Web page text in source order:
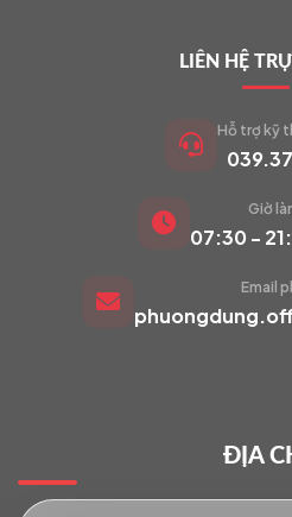
VIETCAM.VN
Đang trực tuyến
LIÊN HỆ
Hỗ trợ kỹ
Giờ
07:30 -
Email
ĐỊA